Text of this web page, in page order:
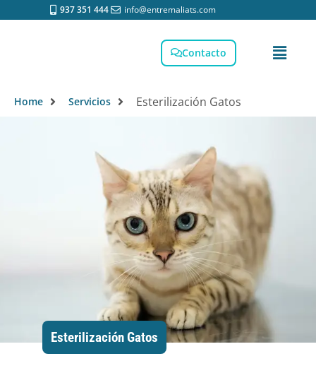
937 351 444 info@entremaliats.com
Contacto
Home Servicios Esterilización Gatos
Esterilización Gatos